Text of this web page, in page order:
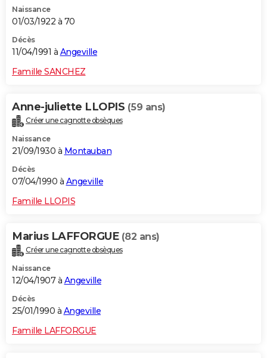
Naissance
01/03/1922 à 70
Décès
11/04/1991 à Angeville
Famille SANCHEZ
Anne-juliette LLOPIS (59 ans)
Créer une cagnotte obsèques
Naissance
21/09/1930 à Montauban
Décès
07/04/1990 à Angeville
Famille LLOPIS
Marius LAFFORGUE (82 ans)
Créer une cagnotte obsèques
Naissance
12/04/1907 à Angeville
Décès
25/01/1990 à Angeville
Famille LAFFORGUE